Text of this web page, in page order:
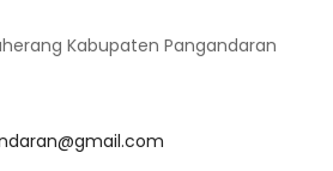
Kabupaten Pangandaran